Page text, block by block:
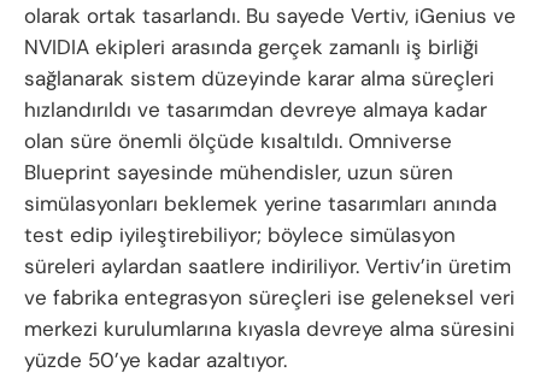
olarak ortak tasarlandı. Bu sayede Vertiv, iGenius ve
NVIDIA ekipleri arasında gerçek zamanlı iş birliği
sağlanarak sistem düzeyinde karar alma süreçleri
hızlandırıldı ve tasarımdan devreye almaya kadar
olan süre önemli ölçüde kısaltıldı. Omniverse
Blueprint sayesinde mühendisler, uzun süren
simülasyonları beklemek yerine tasarımları anında
test edip iyileştirebiliyor; böylece simülasyon
süreleri aylardan saatlere indiriliyor. Vertiv’in üretim
ve fabrika entegrasyon süreçleri ise geleneksel veri
merkezi kurulumlarına kıyasla devreye alma süresini
yüzde 50’ye kadar azaltıyor.